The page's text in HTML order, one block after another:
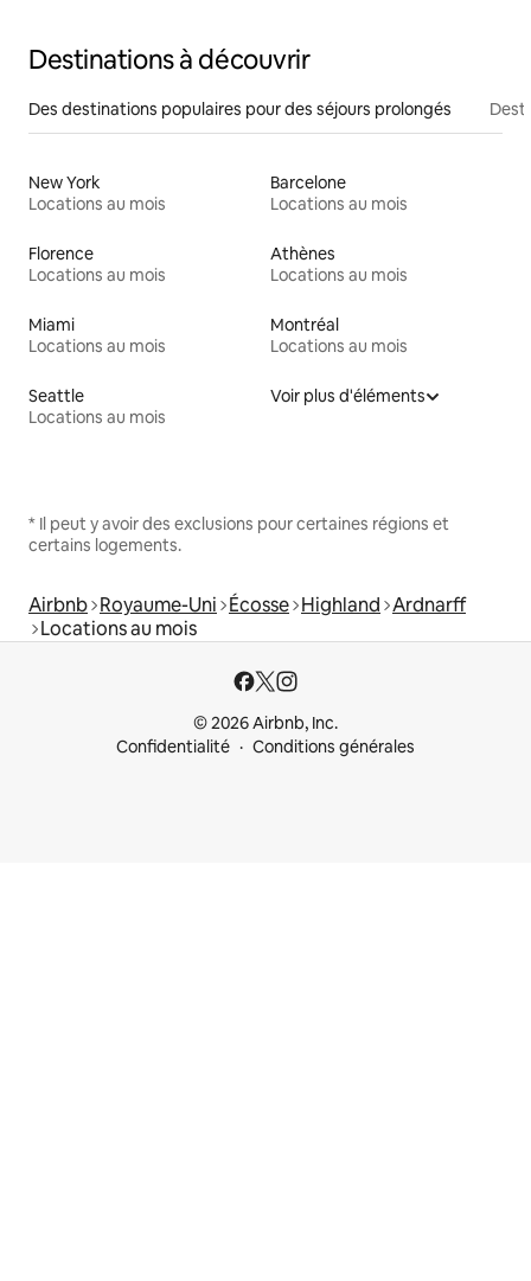
Destinations à découvrir
Des destinations populaires pour des séjours prolongés
New York
Locations au mois
Barcelone
Locations au mois
Florence
Locations au mois
Athènes
Locations au mois
Miami
Locations au mois
Montréal
Locations au mois
Seattle
Locations au mois
Voir plus d'éléments
* Il peut y avoir des exclusions pour certaines régions et
certains logements.
Airbnb Royaume-Uni Écosse Highland Ardnarff
Locations au mois
© 2026 Airbnb, Inc.
Confidentialité
Conditions générales